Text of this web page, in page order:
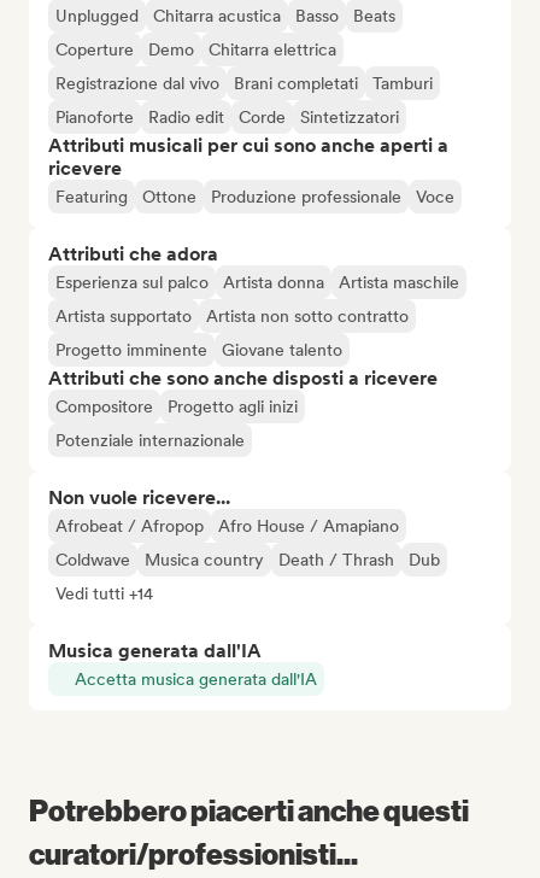
Unplugged Chitarra acustica Basso
Beats
Coperture
Demo
Chitarra elettrica
Registrazione dal vivo
Brani completati
Tamburi
Pianoforte
Radio edit Corde Sintetizzatori
Attributi musicali per cui sono anche aperti a
ricevere
Featuring Ottone Produzione professionale Voce
Attributi che adora
Esperienza sul palco Artista donna
Artista maschile
Artista supportato
Artista non sotto contratto
Progetto imminente
Giovane talento
Attributi che sono anche disposti a ricevere
Compositore
Progetto agli inizi
Potenziale internazionale
Non vuole ricevere...
Afrobeat / Afropop
Afro House / Amapiano
Coldwave
Musica country Death / Thrash
Dub
Vedi tutti +14
Musica generata dall'IA
Accetta musica generata dall'IA
Potrebbero piacerti anche questi
curatori/professionisti...